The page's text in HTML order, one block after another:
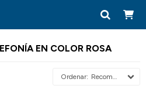
EN COLOR ROSA
Recomendados